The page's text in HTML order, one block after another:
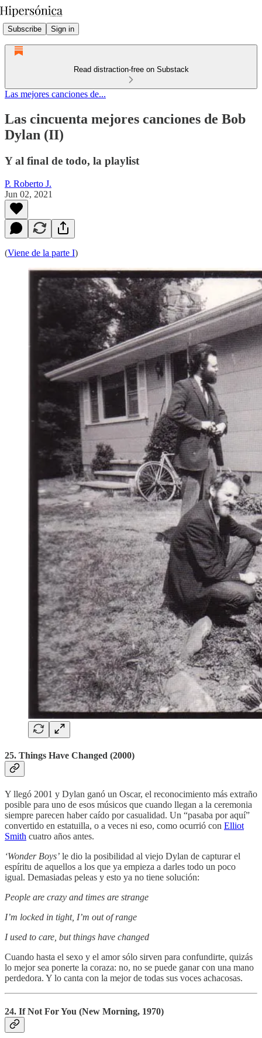
Subscribe Sign in
Read distraction-free on Substack
Las mejores canciones de...
Las cincuenta mejores canciones de Bob
Dylan (II)
Y al final de todo, la playlist
P. Roberto J.
Jun 02, 2021
(Viene de la parte I)
25. Things Have Changed (2000)
Y llegó 2001 y Dylan ganó un Oscar, el reconocimiento más extraño
posible para uno de esos músicos que cuando llegan a la ceremonia
siempre parecen haber caído por casualidad. Un “pasaba por aquí”
convertido en estatuilla, o a veces ni eso, como ocurrió con Elliot
Smith cuatro años antes.
‘Wonder Boys’ le dio la posibilidad al viejo Dylan de capturar el
espíritu de aquellos a los que ya empieza a darles todo un poco
igual. Demasiadas peleas y esto ya no tiene solución:
People are crazy and times are strange
I’m locked in tight, I’m out of range
I used to care, but things have changed
Cuando hasta el sexo y el amor sólo sirven para confundirte, quizás
lo mejor sea ponerte la coraza: no, no se puede ganar con una mano
perdedora. Y lo canta con la mejor de todas sus voces achacosas.
24. If Not For You (New Morning, 1970)